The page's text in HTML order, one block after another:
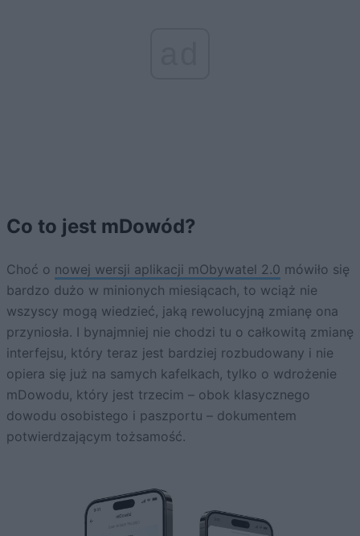
Co to jest mDowód?
Choć o nowej wersji aplikacji mObywatel 2.0 mówiło się
bardzo dużo w minionych miesiącach, to wciąż nie
wszyscy mogą wiedzieć, jaką rewolucyjną zmianę ona
przyniosła. I bynajmniej nie chodzi tu o całkowitą zmianę
interfejsu, który teraz jest bardziej rozbudowany i nie
opiera się już na samych kafelkach, tylko o wdrożenie
mDowodu, który jest trzecim – obok klasycznego
dowodu osobistego i paszportu – dokumentem
potwierdzającym tożsamość.